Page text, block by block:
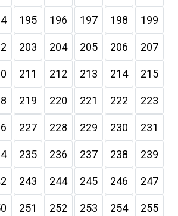
195 196 197 198 199
203 204 205 206 207
211 212 213 214 215
219 220 221 222 223
227 228 229 230 231
235 236 237 238 239
243 244 245 246 247
251 252 253 254 255